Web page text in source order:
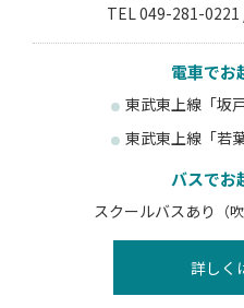
TEL 049-281-0221
電車でお
東武東上線「坂
東武東上線「若
バスでお
スクールバスあり （
詳しく